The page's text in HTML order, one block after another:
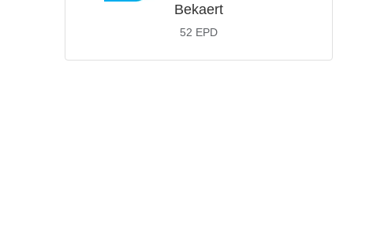
Bekaert
52 EPD